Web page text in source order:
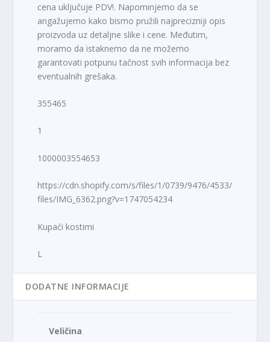
cena uključuje PDV!. Napominjemo da se
angažujemo kako bismo pružili najprecizniji opis
proizvoda uz detaljne slike i cene. Međutim,
moramo da istaknemo da ne možemo
garantovati potpunu tačnost svih informacija bez
eventualnih grešaka.
355465
1
1000003554653
https://cdn.shopify.com/s/files/1/0739/9476/4533/
files/IMG_6362.png?v=1747054234
Kupaći kostimi
L
DODATNE INFORMACIJE
Veličina